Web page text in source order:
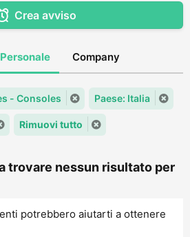
Crea avviso
Personale Company
- Consoles Paese: Italia
Rimuovi tutto
trovare nessun risultato per
potrebbero aiutarti a ottenere